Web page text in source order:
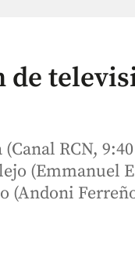
(Canal RCN,
(Emmanuel
(Andoni